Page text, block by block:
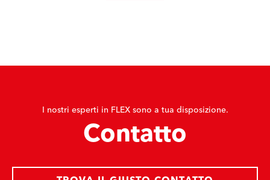
I nostri esperti in FLEX sono a tua disposizione.
Contatto